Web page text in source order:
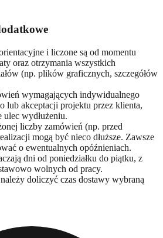
i liczone są od momentu
oraz otrzymania wszystkich
(np. plików graficznych, szczegółów
wymagających indywidualnego
lub akceptacji projektu przez klienta,
ulec wydłużeniu.
liczby zamówień (np. przed
mogą być nieco dłuższe. Zawsze
o ewentualnych opóźnieniach.
dni od poniedziałku do piątku, z
wolnych od pracy.
doliczyć czas dostawy wybraną